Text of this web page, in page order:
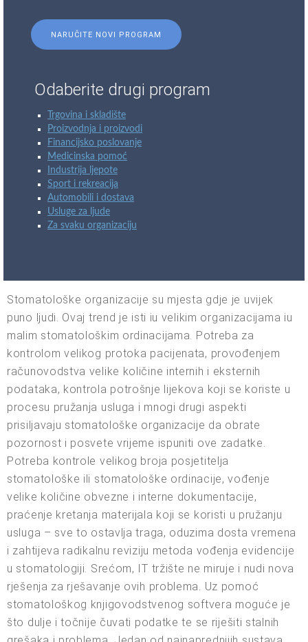
NARUČITE NOVI PROGRAM
Odaberite drugi program
Trgovina i skladište
Proizvodnja i proizvodi
Financijsko poslovanje
Medicinska pomoć
Industrija ljepote
Sport i rekreacija
Automobili i dostava
Usluge za ljude
Za svaku organizaciju
Stomatološke organizacije su mjesta gdje je uvijek
puno ljudi. Ovaj trend je isti iu velikim organizacijama iu
malim stomatološkim ordinacijama. Potreba za
kontrolom velikog protoka pacijenata, provođenjem
računovodstva velike količine internih i eksternih
podataka, kontrola potrošnje lijekova koji se koriste u
procesu pružanja usluga i mnogi drugi aspekti
prisiljavaju stomatološke organizacije da obrate
pozornost i posvete vrijeme ispuniti ove zadatke.
Potreba kontrole velikog broja posjetitelja
stomatološke ili stomatološke ordinacije, vođenje
velike količine obvezne i interne dokumentacije,
praćenje kretanja materijala koji se koristi u pružanju
usluga – sve to ostavlja traga, oduzima dosta vremena
i zahtijeva radikalnu reviziju metoda vođenja evidencije
u stomatologiji. Srećom, IT tržište ne miruje i nudi nova
rješenja za rješavanje ovih problema. Uz pomoć
stomatološkog knjigovodstvenog softvera moguće je
što dulje i točnije čuvati podatke te se riješiti stalnih